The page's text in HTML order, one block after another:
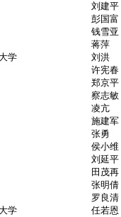
刘建平
彭国富
钱雪亚
蒋萍
学
刘洪
许宪春
郑京平
察志敏
凌亢
施建军
张勇
侯小维
刘延平
田茂再
张明倩
罗良清
学
任若恩